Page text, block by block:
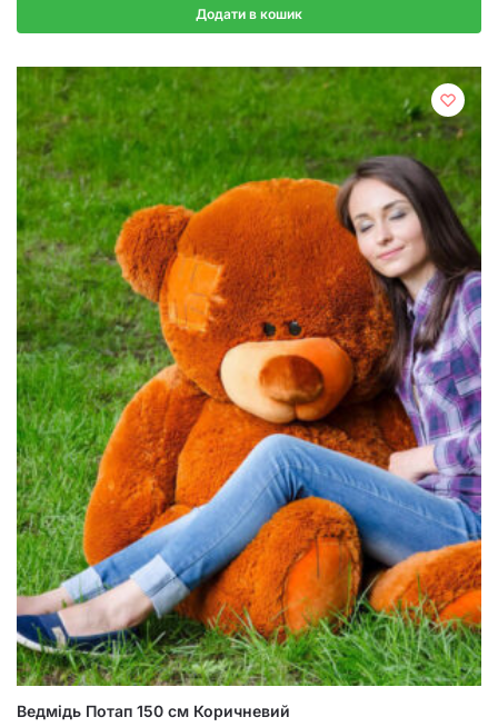
Додати в кошик
Ведмідь Потап 150 см Коричневий